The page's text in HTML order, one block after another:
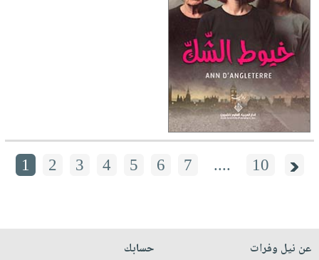
1 2 3 4 5 6 7 .... 10
عن نيل وفرات
حسابك